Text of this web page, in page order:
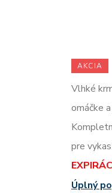
AKCIA
Vlhké
omáčke
pre
Úplný